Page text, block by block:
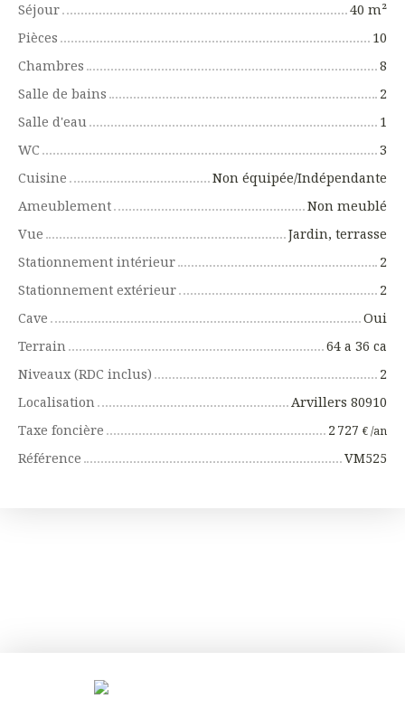
Séjour
40 m²
Pièces
10
Chambres
8
Salle de bains
2
Salle d'eau
1
WC
3
Cuisine
Non équipée/Indépendante
Ameublement
Non meublé
Vue
Jardin, terrasse
Stationnement intérieur
2
Stationnement extérieur
2
Cave
Oui
Terrain
64 a 36 ca
Niveaux (RDC inclus)
2
Localisation
Arvillers 80910
Taxe foncière
2 727 € /an
Référence VM525